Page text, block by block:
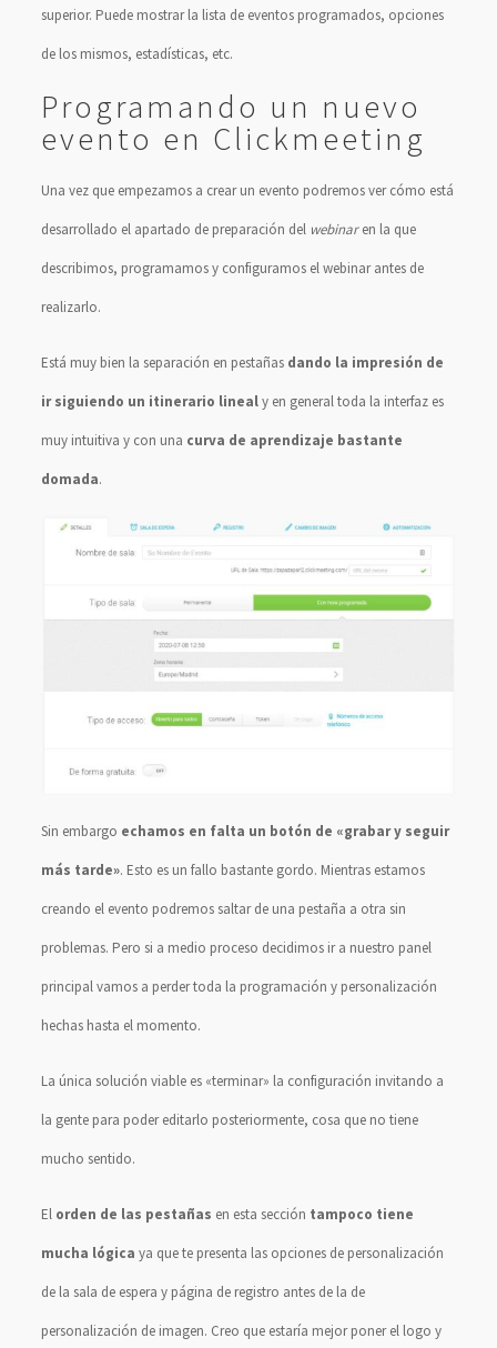
superior. Puede mostrar la lista de eventos programados, opciones
de los mismos, estadísticas, etc.
Programando un nuevo
evento en Clickmeeting
Una vez que empezamos a crear un evento podremos ver cómo está
desarrollado el apartado de preparación del webinaren la que
describimos, programamos y configuramos el webinar antes de
realizarlo.
Está muy bien la separación en pestañas dando la impresión de
ir siguiendo un itinerario linealy en general toda la interfaz es
muy intuitiva y con una curva de aprendizaje bastante
domada.
Sin embargo echamos en falta un botón de «grabar y seguir
más tarde». Esto es un fallo bastante gordo. Mientras estamos
creando el evento podremos saltar de una pestaña a otra sin
problemas. Pero si a medio proceso decidimos ir a nuestro panel
principal vamos a perder toda la programación y personalización
hechas hasta el momento.
La única solución viable es «terminar» la configuración invitando a
la gente para poder editarlo posteriormente, cosa que no tiene
mucho sentido.
El orden de las pestañas en esta sección tampoco tiene
mucha lógica ya que te presenta las opciones de personalización
de la sala de espera y página de registro antes de la de
personalización de imagen. Creo que estaría mejor poner el logo y